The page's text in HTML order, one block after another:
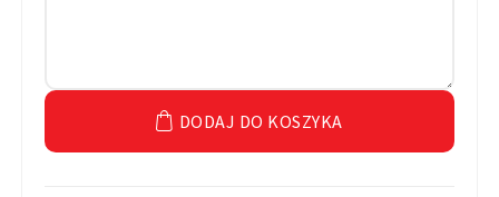
DODAJ DO KOSZYKA